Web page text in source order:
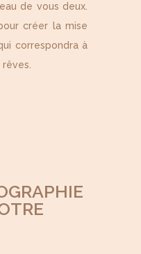
de vous deux.
créer la mise
correspondra à